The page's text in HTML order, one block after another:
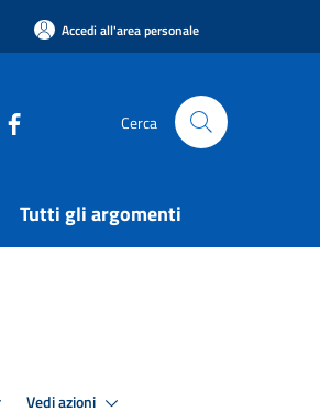
Accedi all'area personale
Cerca
Tutti gli argomenti
Vedi azioni